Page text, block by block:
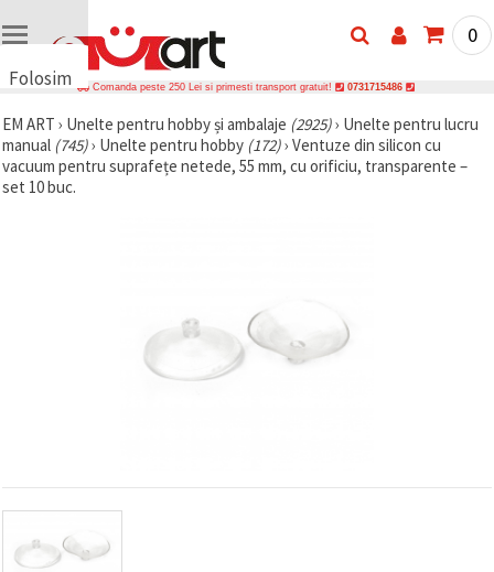
Folosim
uri
🍪 Folosim
cookie-uri
și
afișa
conținut și
mai
relevante,
0
Comanda peste 250 Lei si primesti transport gratuit! 0731715486
EM ART › Unelte pentru hobby și ambalaje (2925)› Unelte pentru lucru
manual (745)› Unelte pentru hobby (172)› Ventuze din silicon cu
vacuum pentru suprafețe netede, 55 mm, cu orificiu, transparente –
set 10 buc.